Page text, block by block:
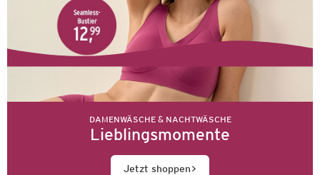
DAMENWÄSCHE & NACHTWÄSCHE
Lieblingsmomente
Jetzt shoppen